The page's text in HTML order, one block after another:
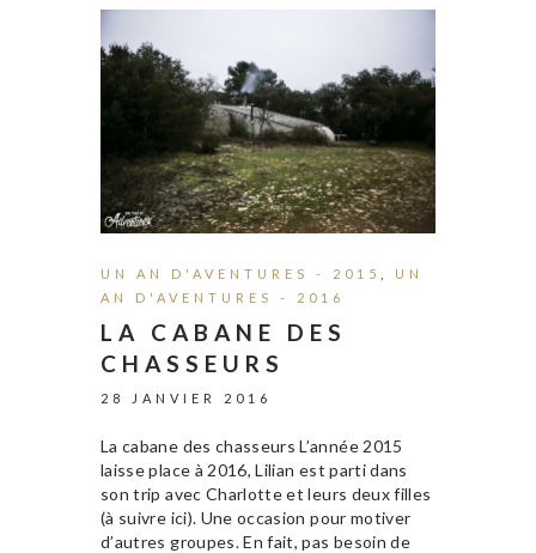
UN AN D'AVENTURES - 2015
UN
AN D'AVENTURES - 2016
LA CABANE DES
CHASSEURS
28 JANVIER 2016
La cabane des chasseurs L’année 2015
laisse place à 2016, Lilian est parti dans
son trip avec Charlotte et leurs deux filles
(à suivre ici). Une occasion pour motiver
d’autres groupes. En fait, pas besoin de